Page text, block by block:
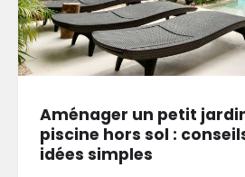
Aménager un petit
piscine hors sol :
idées simples